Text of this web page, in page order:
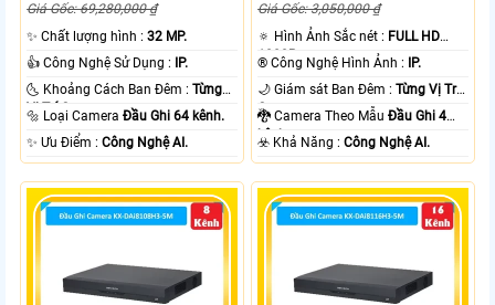
Giá Gốc: 69,280,000 ₫
✨ Chất lượng hình :32 MP.
👍 Công Nghệ Sử Dụng :
IP.
🌜 Khoảng Cách Ban Đêm :Từng
Vị Trí Camera .
🔩 Loại CameraĐầu Ghi 64 kênh.
️✨ Ưu Điểm :Công Nghệ AI.
Giá Gốc: 3,050,000 ₫
🔅 Hình Ảnh Sắc nét : FULL HD
1080P .
®️ Công Nghệ Hình Ảnh :
IP.
🌙 Giám sát Ban Đêm :Từng Vị Trí
Camera .
🐉️ Camera Theo MẫuĐầu Ghi 4
kênh.
️☣️ Khả Năng :Công Nghệ AI.